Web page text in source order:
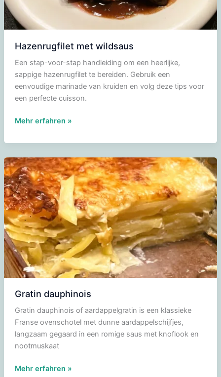
Hazenrugfilet met wildsaus
Een stap-voor-stap handleiding om een heerlijke,
sappige hazenrugfilet te bereiden. Gebruik een
eenvoudige marinade van kruiden en volg deze tips voor
een perfecte cuisson.
Hazenrugfilet
wildsaus
Mehr erfahren »
Gratin dauphinois
Gratin dauphinois of aardappelgratin is een klassieke
Franse ovenschotel met dunne aardappelschijfjes,
langzaam gegaard in een romige saus met knoflook en
nootmuskaat
Gratin
Mehr erfahren »